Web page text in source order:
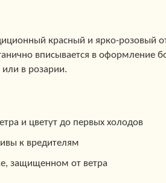
красный и ярко-розовый
вписывается в оформление
в розарии.
и цветут до первых холодов
к вредителям
защищенном от ветра